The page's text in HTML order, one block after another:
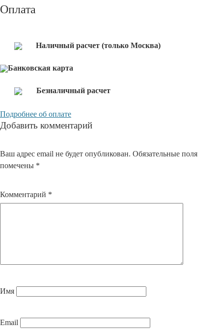
Оплата
Наличный расчет (только Москва)
Банковская карта
Безналичный расчет
Подробнее об оплате
Добавить комментарий
Ваш адрес email не будет опубликован. Обязательные поля
помечены *
Комментарий *
Имя
Email